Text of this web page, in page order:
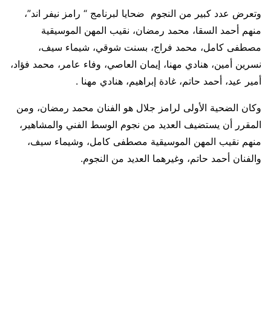
وتعرض عدد كبير من النجوم ضحايا لبرنامج “ رامز نيفر اند”،
منهم أحمد السقا، محمد رمضان، نقيب المهن الموسيقية
مصطفى كامل، محمد فراج، بسنت شوقي، شيماء سيف،
نسرين أمين، هنادي مهنا، إيمان العاصي، وفاء عامر، محمد فؤاد،
أمير عيد، أحمد حاتم، غادة إبراهيم، هنادي مهنا .
وكان الضحية الأولى لرامز جلال هو الفنان محمد رمضان، ومن
المقرر أن يستضيف العديد من نجوم الوسط الفني والمشاهير،
منهم نقيب المهن الموسيقية مصطفى كامل، وشيماء سيف،
والفنان أحمد حاتم، وغيرهما العديد من النجوم.